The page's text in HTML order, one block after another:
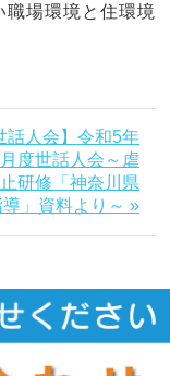
職場環境と住環境
話人会】令和5年
度世話人会～虐
研修「神奈川県
」資料より～ »